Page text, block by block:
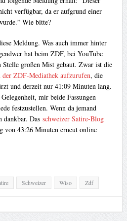
verfügbar, da er aufgrund einer
Wie bitte?
Meldung. Was auch immer hinter
hat beim ZDF, bei YouTube
Stelle großen Mist gebaut. Zwar ist die
der ZDF-Mediathek aufzurufen, die
und derzeit nur 41:09 Minuten lang.
mir beide Fassungen
festzustellen. Wenn da jemand
dankbar. Das schweizer Satire-Blog
von 43:26 Minuten erneut online
Schweizer Wiso Zdf